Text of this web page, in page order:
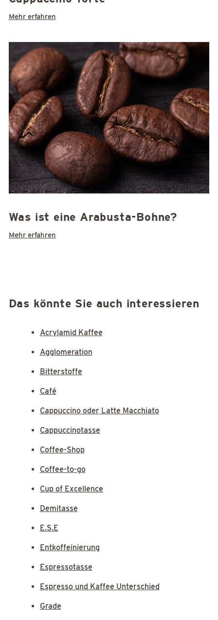
Mehr erfahren
Was ist eine Arabusta-Bohne?
Mehr erfahren
Das könnte Sie auch interessieren
Acrylamid Kaffee
Agglomeration
Bitterstoffe
Café
Cappuccino oder Latte Macchiato
Cappuccinotasse
Coffee-Shop
Coffee-to-go
Cup of Excellence
Demitasse
E.S.E
Entkoffeinierung
Espressotasse
Espresso und Kaffee Unterschied
Grade